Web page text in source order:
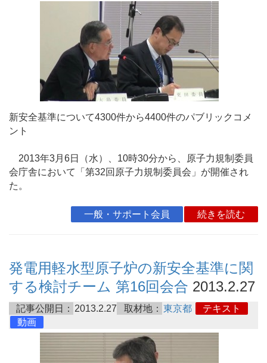
新安全基準について4300件から4400件のパブリックコメ
ント
2013年3月6日（水）、10時30分から、原子力規制委員
会庁舎において「第32回原子力規制委員会」が開催され
た。
一般・サポート会員 続きを読む
発電用軽水型原子炉の新安全基準に関
する検討チーム 第16回会合 2013.2.27
記事公開日： 2013.2.27 取材地： 東京都
テキスト
動画